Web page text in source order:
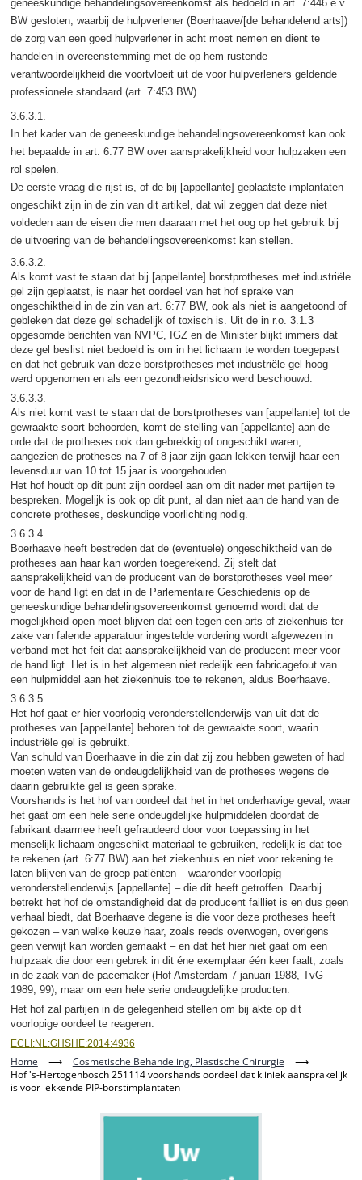
geneeskundige behandelingsovereenkomst als bedoeld in art. 7:446 e.v.
BW gesloten, waarbij de hulpverlener (Boerhaave/[de behandelend arts])
de zorg van een goed hulpverlener in acht moet nemen en dient te
handelen in overeenstemming met de op hem rustende
verantwoordelijkheid die voortvloeit uit de voor hulpverleners geldende
professionele standaard (art. 7:453 BW).
3.6.3.1.
In het kader van de geneeskundige behandelingsovereenkomst kan ook
het bepaalde in art. 6:77 BW over aansprakelijkheid voor hulpzaken een
rol spelen.
De eerste vraag die rijst is, of de bij [appellante] geplaatste implantaten
ongeschikt zijn in de zin van dit artikel, dat wil zeggen dat deze niet
voldeden aan de eisen die men daaraan met het oog op het gebruik bij
de uitvoering van de behandelingsovereenkomst kan stellen.
3.6.3.2.
Als komt vast te staan dat bij [appellante] borstprotheses met industriële
gel zijn geplaatst, is naar het oordeel van het hof sprake van
ongeschiktheid in de zin van art. 6:77 BW, ook als niet is aangetoond of
gebleken dat deze gel schadelijk of toxisch is. Uit de in r.o. 3.1.3
opgesomde berichten van NVPC, IGZ en de Minister blijkt immers dat
deze gel beslist niet bedoeld is om in het lichaam te worden toegepast
en dat het gebruik van deze borstprotheses met industriële gel hoog
werd opgenomen en als een gezondheidsrisico werd beschouwd.
3.6.3.3.
Als niet komt vast te staan dat de borstprotheses van [appellante] tot de
gewraakte soort behoorden, komt de stelling van [appellante] aan de
orde dat de protheses ook dan gebrekkig of ongeschikt waren,
aangezien de protheses na 7 of 8 jaar zijn gaan lekken terwijl haar een
levensduur van 10 tot 15 jaar is voorgehouden.
Het hof houdt op dit punt zijn oordeel aan om dit nader met partijen te
bespreken. Mogelijk is ook op dit punt, al dan niet aan de hand van de
concrete protheses, deskundige voorlichting nodig.
3.6.3.4.
Boerhaave heeft bestreden dat de (eventuele) ongeschiktheid van de
protheses aan haar kan worden toegerekend. Zij stelt dat
aansprakelijkheid van de producent van de borstprotheses veel meer
voor de hand ligt en dat in de Parlementaire Geschiedenis op de
geneeskundige behandelingsovereenkomst genoemd wordt dat de
mogelijkheid open moet blijven dat een tegen een arts of ziekenhuis ter
zake van falende apparatuur ingestelde vordering wordt afgewezen in
verband met het feit dat aansprakelijkheid van de producent meer voor
de hand ligt. Het is in het algemeen niet redelijk een fabricagefout van
een hulpmiddel aan het ziekenhuis toe te rekenen, aldus Boerhaave.
3.6.3.5.
Het hof gaat er hier voorlopig veronderstellenderwijs van uit dat de
protheses van [appellante] behoren tot de gewraakte soort, waarin
industriële gel is gebruikt.
Van schuld van Boerhaave in die zin dat zij zou hebben geweten of had
moeten weten van de ondeugdelijkheid van de protheses wegens de
daarin gebruikte gel is geen sprake.
Voorshands is het hof van oordeel dat het in het onderhavige geval, waar
het gaat om een hele serie ondeugdelijke hulpmiddelen doordat de
fabrikant daarmee heeft gefraudeerd door voor toepassing in het
menselijk lichaam ongeschikt materiaal te gebruiken, redelijk is dat toe
te rekenen (art. 6:77 BW) aan het ziekenhuis en niet voor rekening te
laten blijven van de groep patiënten – waaronder voorlopig
veronderstellenderwijs [appellante] – die dit heeft getroffen. Daarbij
betrekt het hof de omstandigheid dat de producent failliet is en dus geen
verhaal biedt, dat Boerhaave degene is die voor deze protheses heeft
gekozen – van welke keuze haar, zoals reeds overwogen, overigens
geen verwijt kan worden gemaakt – en dat het hier niet gaat om een
hulpzaak die door een gebrek in dit éne exemplaar één keer faalt, zoals
in de zaak van de pacemaker (Hof Amsterdam 7 januari 1988, TvG
1989, 99), maar om een hele serie ondeugdelijke producten.
Het hof zal partijen in de gelegenheid stellen om bij akte op dit
voorlopige oordeel te reageren.
ECLI:NL:GHSHE:2014:4936
Home ⟶ Cosmetische Behandeling, Plastische Chirurgie
⟶
Hof 's-Hertogenbosch 251114 voorshands oordeel dat kliniek aansprakelijk
is voor lekkende PIP-borstimplantaten